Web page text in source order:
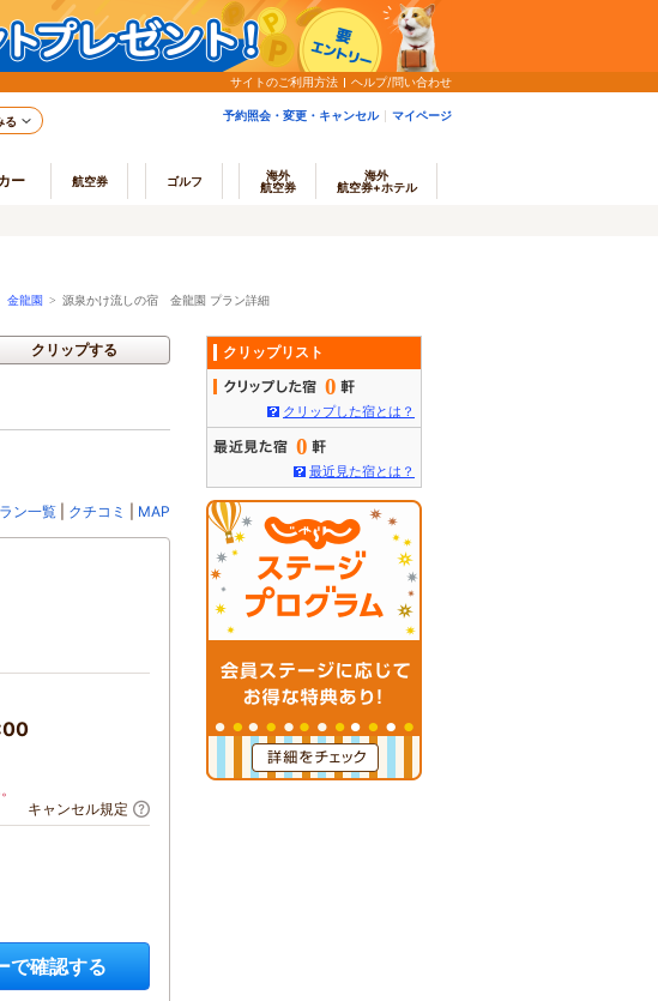
サイトのご利用方法 ヘルプ/問い合わせ
る 予約照会・変更・キャンセル マイページ
ー 航空券 ゴルフ
海外
航空券
海外
航空券+ホテル
金龍園 > 源泉かけ流しの宿 金龍園 プラン詳細
クリップする
ン一覧 クチコミ MAP
キャンセル規定
で確認する
クリップリスト
0
クリップした宿とは？
0
最近見た宿とは？